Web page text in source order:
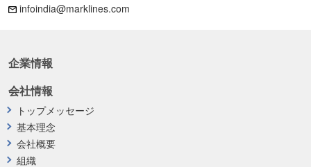
infoindia@marklines.com
企業情報
会社情報
トップメッセージ
基本理念
会社概要
組織